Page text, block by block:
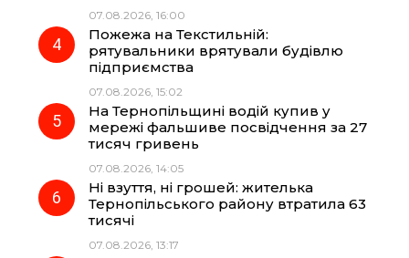
07.08.2026, 16:00
Пожежа на Текстильній:
рятувальники врятували будівлю
підприємства
07.08.2026, 15:02
На Тернопільщині водій купив у
мережі фальшиве посвідчення за 27
тисяч гривень
07.08.2026, 14:05
Ні взуття, ні грошей: жителька
Тернопільського району втратила 63
тисячі
07.08.2026, 13:17